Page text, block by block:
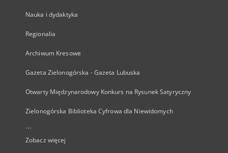
Nauka i dydaktyka
Regionalia
Archiwum Kresowe
Gazeta Zielonogórska - Gazeta Lubuska
Otwarty Międzynarodowy Konkurs na Rysunek Satyryczny
Zielonogórska Biblioteka Cyfrowa dla Niewidomych
...
Zobacz więcej